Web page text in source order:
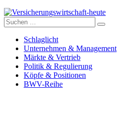
Versicherungswirtschaft-heute
Suche
nach:
Schlaglicht
Unternehmen & Management
Märkte & Vertrieb
Politik & Regulierung
Köpfe & Positionen
BWV-Reihe